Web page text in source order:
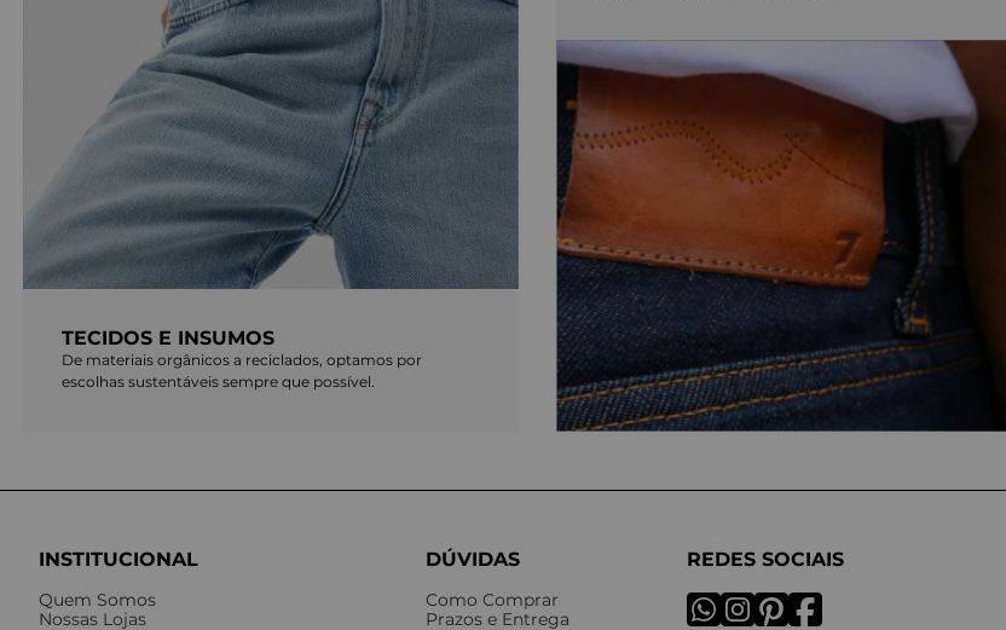
TECIDOS E INSUMOS
De materiais orgânicos a reciclados, optamos por
escolhas sustentáveis sempre que possível.
INSTITUCIONAL
Quem Somos
Nossas Lojas
DÚVIDAS
Como Comprar
Prazos e Entrega
REDES SOCIAIS